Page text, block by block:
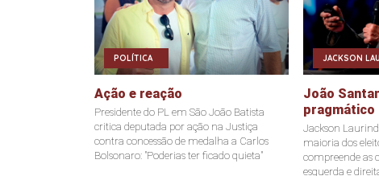
POLÍTICA
Ação e reação
Presidente do PL em São João Batista
critica deputada por ação na Justiça
contra concessão de medalha a Carlos
Bolsonaro: "Poderias ter ficado quieta"
JACKSON
João
pragmático
Jackson
maioria dos
compreende as
esquerda e